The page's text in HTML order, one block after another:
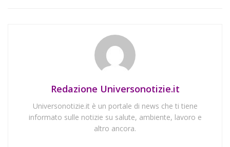
Redazione Universonotizie.it
Universonotizie.it è un portale di news che ti tiene
informato sulle notizie su salute, ambiente, lavoro e
altro ancora.